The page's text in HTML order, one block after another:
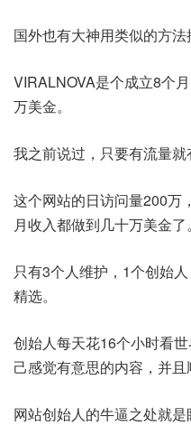
国外也有大神用类似的方法
VIRALNOVA是个成立8个
万美金。
我之前说过，只要有流量就
这个网站的日访问量200万
月收入都做到几十万美金了。
只有3个人维护，1个创始
精选。
创始人每天花16个小时看
己感觉有意思的内容，并且
网站创始人的牛逼之处就